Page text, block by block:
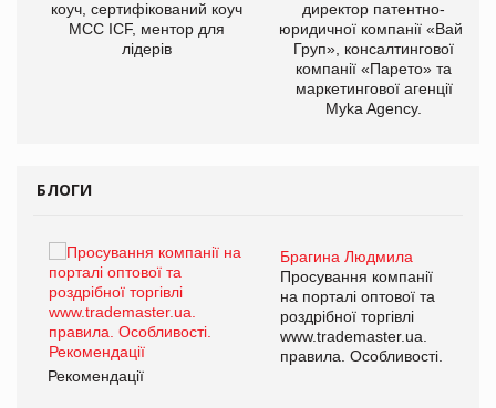
коуч, сертифікований коуч
МСС ICF, ментор для
лідерів
директор патентно-
юридичної компанії «Вайз
Груп», консалтингової
компанії «Парето» та
маркетингової агенції
Myka Agency.
БЛОГИ
Брагина Людмила
Просування компанії
на порталі оптової та
роздрібної торгівлі
www.trademaster.ua.
правила. Особливості.
Рекомендації